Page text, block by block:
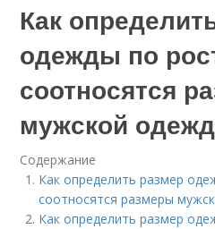
Как
одежды по
соотносятся
мужской
Содержание
Как определить размер
соотносятся размеры
Как определить размер